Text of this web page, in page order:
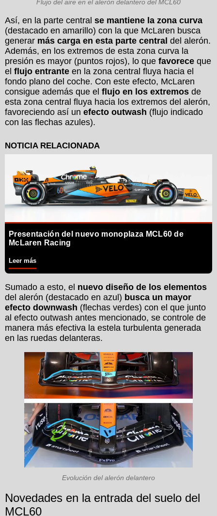
Flujo del aire en el alerón delantero del MCL60
Así, en la parte central se mantiene la zona curva
(destacado en amarillo) con la que McLaren busca
generar más carga en esta parte central del alerón.
Además, en los extremos de esta zona curva la
presión es mayor (puntos rojos), lo que favorece que
el flujo entrante en la zona central fluya hacia el
fondo plano del coche. Con este efecto, McLaren
consigue además que el flujo en los extremos de
esta zona central fluya hacia los extremos del alerón,
favoreciendo así un efecto outwash (flujo indicado
con las flechas azules).
Presentación del nuevo monoplaza MCL60 de
McLaren Racing
Leer más
Sumado a esto, el nuevo diseño de los elementos
del alerón (destacado en azul) busca un mayor
efecto downwash (flechas verdes) con el que junto
al efecto outwash antes mencionado, se controle de
manera más efectiva la estela turbulenta generada
en las ruedas delanteras.
Evolución del alerón delantero
Novedades en la entrada del suelo del
MCL60